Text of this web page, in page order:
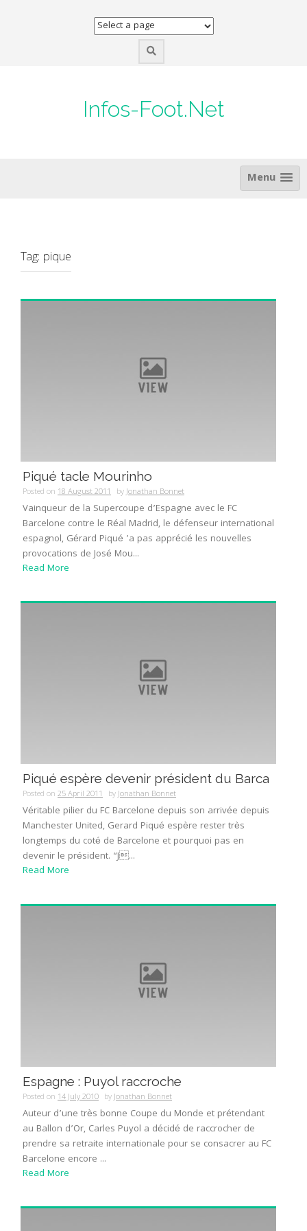
Infos-Foot.Net
Menu
Tag: pique
Piqué tacle Mourinho
Posted on 18 August 2011 byJonathan Bonnet
Vainqueur de la Supercoupe d’Espagne avec le FC
Barcelone contre le Réal Madrid, le défenseur international
espagnol, Gérard Piqué ’a pas apprécié les nouvelles
provocations de José Mou...
Read More
Piqué espère devenir président du Barca
Posted on 25 April 2011 byJonathan Bonnet
Véritable pilier du FC Barcelone depuis son arrivée depuis
Manchester United, Gerard Piqué espère rester très
longtemps du coté de Barcelone et pourquoi pas en
devenir le président. “J...
Read More
Espagne : Puyol raccroche
Posted on 14 July 2010 byJonathan Bonnet
Auteur d’une très bonne Coupe du Monde et prétendant
au Ballon d’Or, Carles Puyol a décidé de raccrocher de
prendre sa retraite internationale pour se consacrer au FC
Barcelone encore ...
Read More